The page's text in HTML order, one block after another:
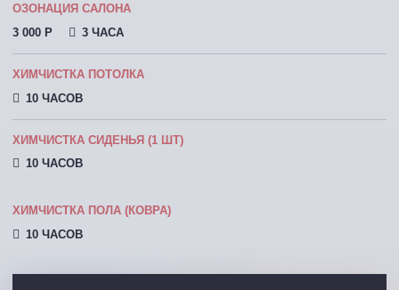
ОЗОНАЦИЯ САЛОНА
3 000 P
3 ЧАСА
ХИМЧИСТКА ПОТОЛКА
10 ЧАСОВ
ХИМЧИСТКА СИДЕНЬЯ (1 ШТ)
10 ЧАСОВ
ХИМЧИСТКА ПОЛА (КОВРА)
10 ЧАСОВ